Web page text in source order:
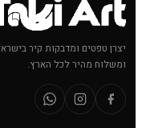
יצרן טפטים ומדבקות קיר
ומשלוח מהיר לכל הארץ.